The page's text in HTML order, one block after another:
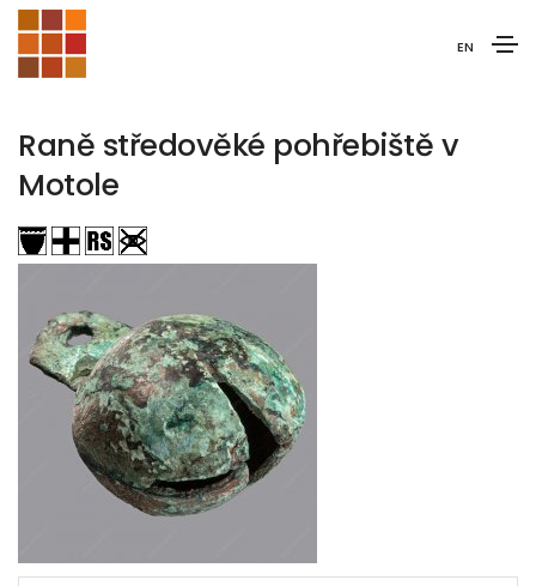
EN
Raně středověké pohřebiště v
Motole